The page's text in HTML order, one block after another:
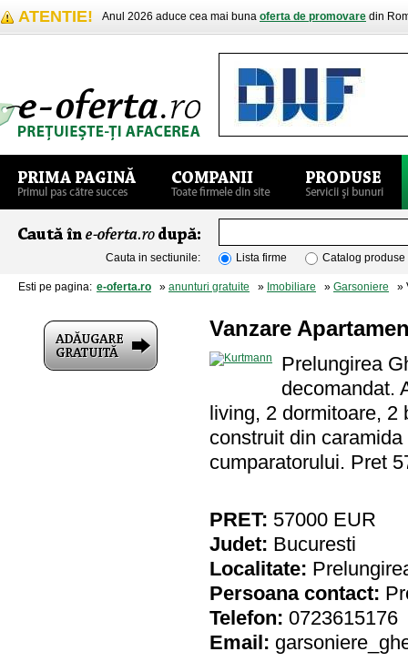
ATENTIE! Anul 2026 aduce cea mai buna oferta de promovare din
Cauta in sectiunile: Lista firme Catalog produse
Esti pe pagina: e-oferta.ro » anunturi gratuite » Imobiliare » Garsoniere »
Vanzare
Prelungirea
decomandat.
living, 2 dormitoare, 2
construit din
cumparatorului. Pret
PRET: 57000 EUR
Judet: Bucuresti
Localitate:
Persoana contact:
Telefon: 0723615176
Email: